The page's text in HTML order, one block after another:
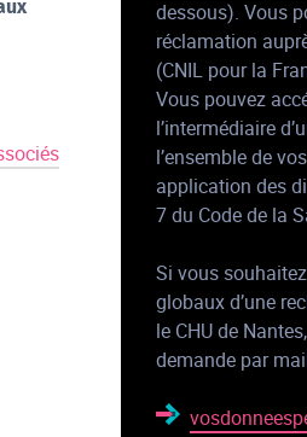
dessous). Vous
réclamation
(CNIL pour la
Vous pouvez
l’intermédiaire
l’ensemble de
application des
7 du Code de la
Si vous
globaux d’une
le CHU de
demande par